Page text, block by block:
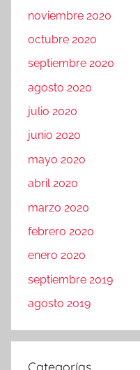
noviembre 2020
octubre 2020
septiembre 2020
agosto 2020
julio 2020
junio 2020
mayo 2020
abril 2020
marzo 2020
febrero 2020
enero 2020
septiembre 2019
agosto 2019